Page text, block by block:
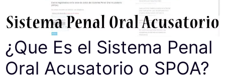
¿Que Es el Sistema Penal
Oral Acusatorio o SPOA?